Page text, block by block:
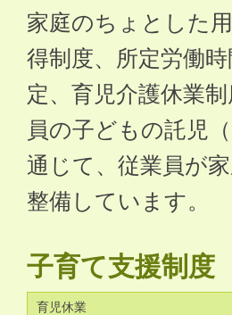
家庭のちょとした
得制度、所定労働
定、育児介護休業
員の子どもの託児
通じて、従業員が
整備しています。
子育て支援制度
育児休業